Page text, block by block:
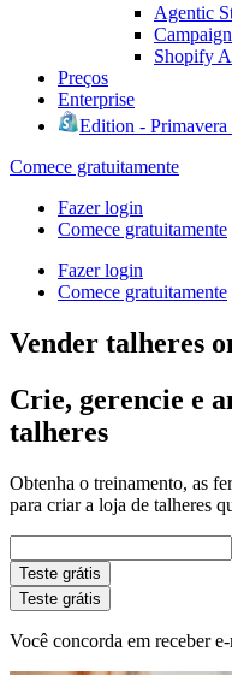
Agentic
Shopify
Preços
Enterprise
Edition - Primavera
Comece gratuitamente
Fazer login
Comece gratuitamente
Fazer login
Comece gratuitamente
Vender talheres
Crie, gerencie e
talheres
Obtenha o treinamento, as
para criar a loja de talheres
Teste grátis
Teste grátis
Você concorda em receber